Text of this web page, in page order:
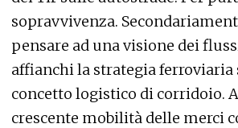
sopravvivenza.
pensare ad una visione dei
affianchi la strategia
concetto logistico di corridoio.
crescente mobilità delle merci